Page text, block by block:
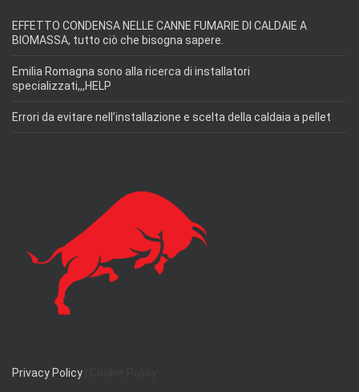
EFFETTO CONDENSA NELLE CANNE FUMARIE DI CALDAIE A
BIOMASSA, tutto ciò che bisogna sapere.
Emilia Romagna sono alla ricerca di installatori
specializzati,,,HELP
Errori da evitare nell’installazione e scelta della caldaia a pellet
Privacy Policy